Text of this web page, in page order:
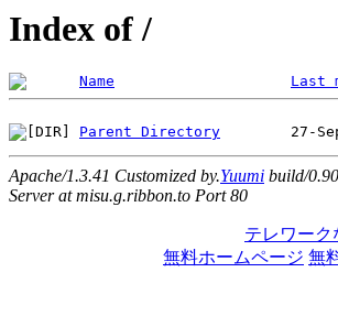
Index of /
Name Last
Parent Directory
Apache/1.3.41 Customized by.Yuumi build/
Server at misu.g.ribbon.to Port 80
テレワーク
無料ホームページ 無